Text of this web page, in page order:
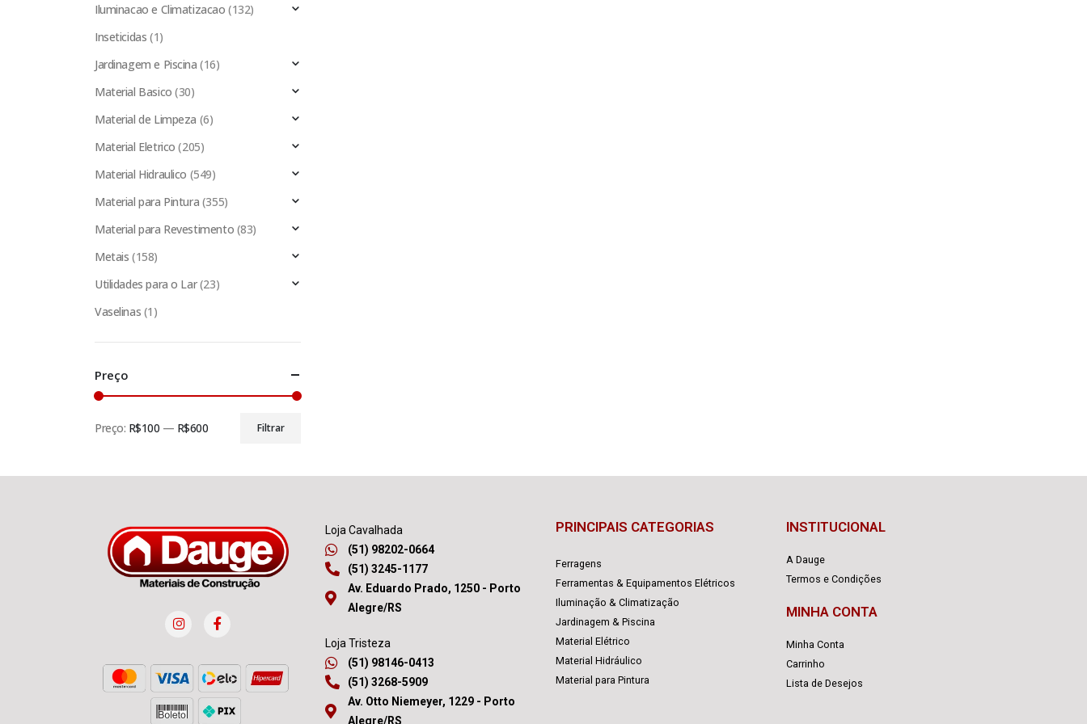
Iluminacao e Climatizacao (132)
Inseticidas (1)
Jardinagem e Piscina (16)
Material Basico (30)
Material de Limpeza (6)
Material Eletrico (205)
Material Hidraulico (549)
Material para Pintura (355)
Material para Revestimento (83)
Metais (158)
Utilidades para o Lar (23)
Vaselinas (1)
Preço
Filtrar
Preço: R$100 — R$600
Loja Cavalhada
(51) 98202-0664
(51) 3245-1177
Av. Eduardo Prado, 1250 - Porto
Alegre/RS
Loja Tristeza
(51) 98146-0413
(51) 3268-5909
Av. Otto Niemeyer, 1229 - Porto
Alegre/RS
PRINCIPAIS CATEGORIAS
Ferragens
Ferramentas & Equipamentos Elétricos
Iluminação & Climatização
Jardinagem & Piscina
Material Elétrico
Material Hidráulico
Material para Pintura
INSTITUCIONAL
A Dauge
Termos e Condições
MINHA CONTA
Minha Conta
Carrinho
Lista de Desejos